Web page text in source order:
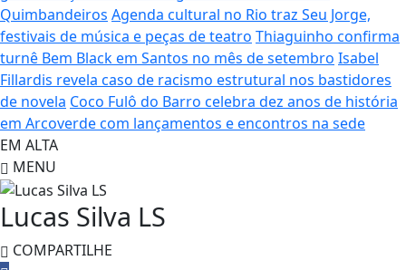
Quimbandeiros Agenda cultural no Rio traz Seu Jorge,
festivais de música e peças de teatro Thiaguinho confirma
turnê Bem Black em Santos no mês de setembro Isabel
Fillardis revela caso de racismo estrutural nos bastidores
de novela Coco Fulô do Barro celebra dez anos de história
em Arcoverde com lançamentos e encontros na sede
EM ALTA
MENU
Lucas Silva LS
COMPARTILHE